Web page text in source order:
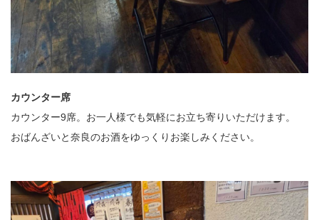
カウンター席
カウンター9席。お一人様でも気軽にお立ち寄りいただけます。
おばんざいと奈良のお酒をゆっくりお楽しみください。